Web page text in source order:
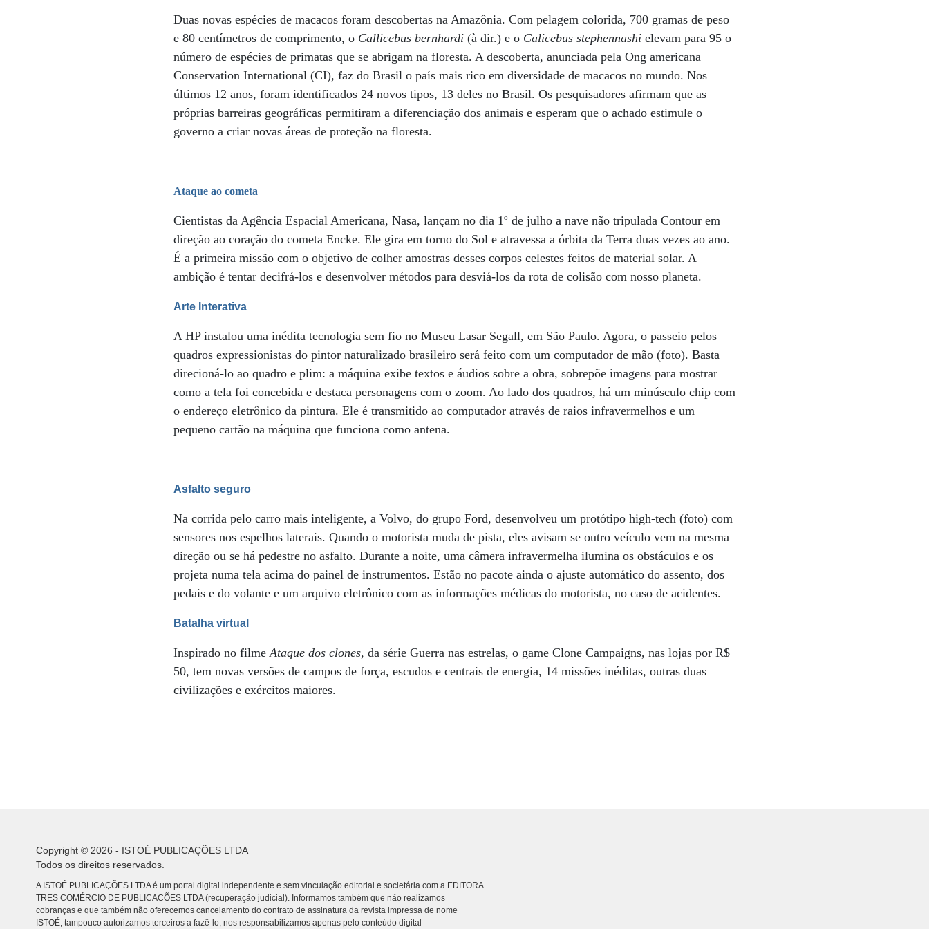
Duas novas espécies de macacos foram descobertas na Amazônia. Com pelagem colorida, 700 gramas de peso
e 80 centímetros de comprimento, o Callicebus bernhardi (à dir.) e o Calicebus stephennashi elevam para 95 o
número de espécies de primatas que se abrigam na floresta. A descoberta, anunciada pela Ong americana
Conservation International (CI), faz do Brasil o país mais rico em diversidade de macacos no mundo. Nos
últimos 12 anos, foram identificados 24 novos tipos, 13 deles no Brasil. Os pesquisadores afirmam que as
próprias barreiras geográficas permitiram a diferenciação dos animais e esperam que o achado estimule o
governo a criar novas áreas de proteção na floresta.
Ataque ao cometa
Cientistas da Agência Espacial Americana, Nasa, lançam no dia 1º de julho a nave não tripulada Contour em
direção ao coração do cometa Encke. Ele gira em torno do Sol e atravessa a órbita da Terra duas vezes ao ano.
É a primeira missão com o objetivo de colher amostras desses corpos celestes feitos de material solar. A
ambição é tentar decifrá-los e desenvolver métodos para desviá-los da rota de colisão com nosso planeta.
Arte Interativa
A HP instalou uma inédita tecnologia sem fio no Museu Lasar Segall, em São Paulo. Agora, o passeio pelos
quadros expressionistas do pintor naturalizado brasileiro será feito com um computador de mão (foto). Basta
direcioná-lo ao quadro e plim: a máquina exibe textos e áudios sobre a obra, sobrepõe imagens para mostrar
como a tela foi concebida e destaca personagens com o zoom. Ao lado dos quadros, há um minúsculo chip com
o endereço eletrônico da pintura. Ele é transmitido ao computador através de raios infravermelhos e um
pequeno cartão na máquina que funciona como antena.
Asfalto seguro
Na corrida pelo carro mais inteligente, a Volvo, do grupo Ford, desenvolveu um protótipo high-tech (foto) com
sensores nos espelhos laterais. Quando o motorista muda de pista, eles avisam se outro veículo vem na mesma
direção ou se há pedestre no asfalto. Durante a noite, uma câmera infravermelha ilumina os obstáculos e os
projeta numa tela acima do painel de instrumentos. Estão no pacote ainda o ajuste automático do assento, dos
pedais e do volante e um arquivo eletrônico com as informações médicas do motorista, no caso de acidentes.
Batalha virtual
Inspirado no filmeAtaque dos clones, da série Guerra nas estrelas, o game Clone Campaigns, nas lojas por R$
50, tem novas versões de campos de força, escudos e centrais de energia, 14 missões inéditas, outras duas
civilizações e exércitos maiores.
Copyright © 2026 - ISTOÉ PUBLICAÇÕES LTDA
Todos os direitos reservados.
A ISTOÉ PUBLICAÇÕES LTDA é um portal digital independente e sem vinculação editorial e societária com a EDITORA
TRES COMÉRCIO DE PUBLICACÕES LTDA (recuperação judicial). Informamos também que não realizamos
cobranças e que também não oferecemos cancelamento do contrato de assinatura da revista impressa de nome
ISTOÉ, tampouco autorizamos terceiros a fazê-lo, nos responsabilizamos apenas pelo conteúdo digital